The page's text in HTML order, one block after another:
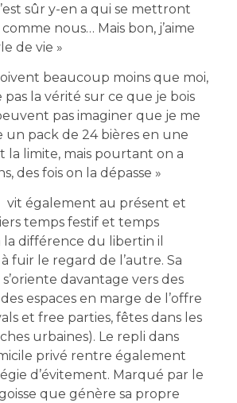
sûr y-en a qui se mettront
nous… Mais bon, j’aime
de vie »
beaucoup moins que moi,
pas la vérité sur ce que je bois
pas imaginer que je me
un pack de 24 bières en une
la limite, mais pourtant on a
des fois on la dépasse »
également au présent et
temps festif et temps
la différence du libertin il
fuir le regard de l’autre. Sa
davantage vers des
espaces en marge de l’offre
et free parties, fêtes dans les
urbaines). Le repli dans
privé rentre également
d’évitement. Marqué par le
que génère sa propre